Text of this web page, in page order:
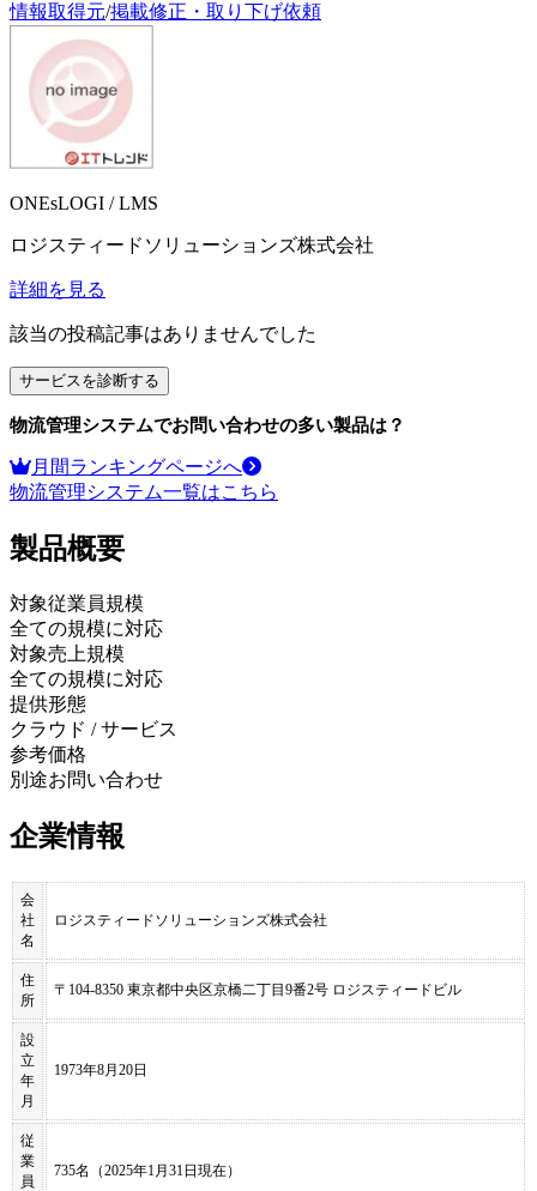
情報取得元/掲載修正・取り下げ依頼
ONEsLOGI / LMS
ロジスティードソリューションズ株式会社
詳細を見る
該当の投稿記事はありませんでした
サービスを診断する
物流管理システムでお問い合わせの多い製品は？
月間ランキングページへ
物流管理システム一覧はこちら
製品概要
対象従業員規模
全ての規模に対応
対象売上規模
全ての規模に対応
提供形態
クラウド / サービス
参考価格
別途お問い合わせ
企業情報
会
社
名
ロジスティードソリューションズ株式会社
住
所
〒104-8350 東京都中央区京橋二丁目9番2号 ロジスティードビル
設
立
年
月
1973年8月20日
従
業
員
735名（2025年1月31日現在）